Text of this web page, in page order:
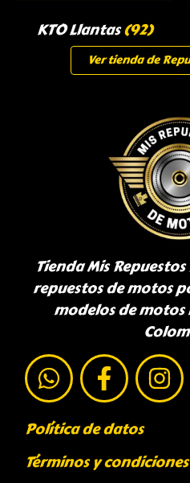
KTO Llantas(92)
Ver tienda de
Tienda Mis
repuestos de motos
modelos de motos
Política de datos
Términos y condiciones